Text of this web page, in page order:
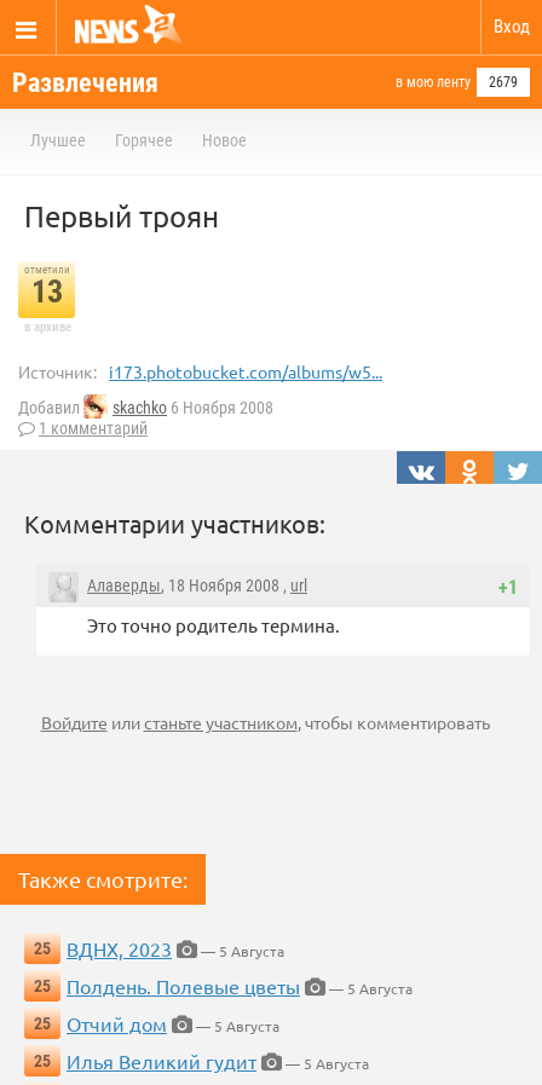
Вход
Развлечения в мою ленту 2679
Лучшее Горячее Новое
Первый троян
отметили
13
в архиве
Источник: i173.photobucket.com/albums/w5...
Добавил skachko 6 Ноября 2008
1 комментарий
Комментарии участников:
+1
Алаверды, 18 Ноября 2008 , url
Это точно родитель термина.
Войдите илистаньте участником, чтобы комментировать
Также смотрите:
25 ВДНХ, 2023
— 5 Августа
25
Полдень. Полевые цветы
— 5 Августа
25
Отчий дом
— 5 Августа
25
Илья Великий гудит
— 5 Августа